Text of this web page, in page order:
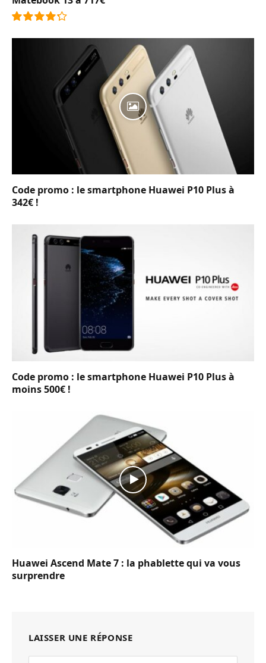
8.6
Code promo : le smartphone Huawei P10 Plus à
342€ !
Code promo : le smartphone Huawei P10 Plus à
moins 500€ !
Huawei Ascend Mate 7 : la phablette qui va vous
surprendre
LAISSER UNE RÉPONSE